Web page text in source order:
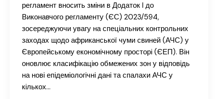
регламент вносить зміни в Додаток I до
Виконавчого регламенту (ЄС) 2023/594,
зосереджуючи увагу на спеціальних контрольних
заходах щодо африканської чуми свиней (АЧС) у
Європейському економічному просторі (ЄЕП). Він
оновлює класифікацію обмежених зон у відповідь
на нові епідеміологічні дані та спалахи АЧС у
кількох…